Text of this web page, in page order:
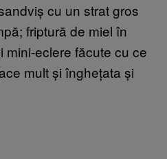
cu un strat gros
friptură de miel în
mini-eclere făcute cu ce
mult și înghețata și